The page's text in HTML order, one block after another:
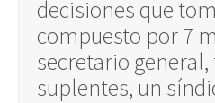
decisiones que
compuesto por 7
secretario
suplentes, un